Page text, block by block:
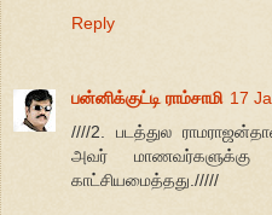
Reply
பன்னிக்குட்டி ராம்சாமி 17
////2. படத்துல
அவர்
காட்சியமைத்தது./////